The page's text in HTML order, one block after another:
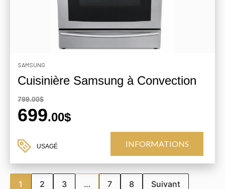
SAMSUNG
Cuisinière Samsung à Convection
799.00$
699.00$
USAGÉ INFORMATIONS
1 2 3 … 7 8
Suivant